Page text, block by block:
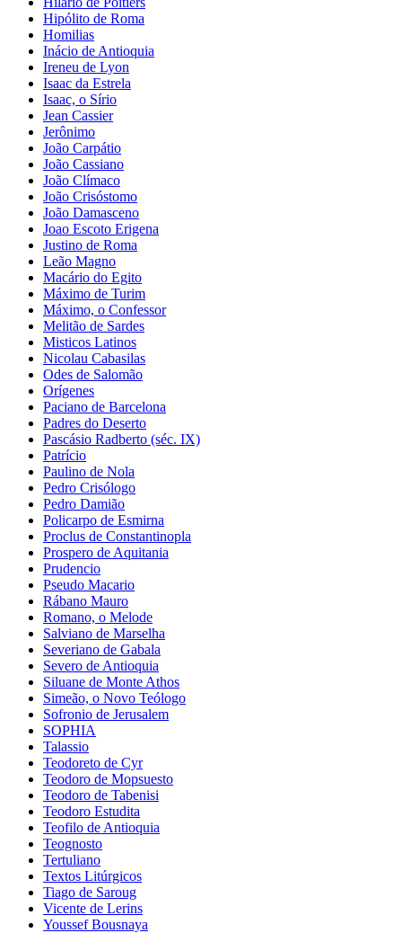
Hipólito de Roma
Homilias
Inácio de Antioquia
Ireneu de Lyon
Isaac da Estrela
Isaac, o Sírio
Jean Cassier
Jerônimo
João Carpátio
João Cassiano
João Clímaco
João Crisóstomo
João Damasceno
Joao Escoto Erigena
Justino de Roma
Leão Magno
Macário do Egito
Máximo de Turim
Máximo, o Confessor
Melitão de Sardes
Misticos Latinos
Nicolau Cabasilas
Odes de Salomão
Orígenes
Paciano de Barcelona
Padres do Deserto
Pascásio Radberto (séc. IX)
Patrício
Paulino de Nola
Pedro Crisólogo
Pedro Damião
Policarpo de Esmirna
Proclus de Constantinopla
Prospero de Aquitania
Prudencio
Pseudo Macario
Rábano Mauro
Romano, o Melode
Salviano de Marselha
Severiano de Gabala
Severo de Antioquia
Siluane de Monte Athos
Simeão, o Novo Teólogo
Sofronio de Jerusalem
SOPHIA
Talassio
Teodoreto de Cyr
Teodoro de Mopsuesto
Teodoro de Tabenisi
Teodoro Estudita
Teofilo de Antioquia
Teognosto
Tertuliano
Textos Litúrgicos
Tiago de Saroug
Vicente de Lerins
Youssef Bousnaya